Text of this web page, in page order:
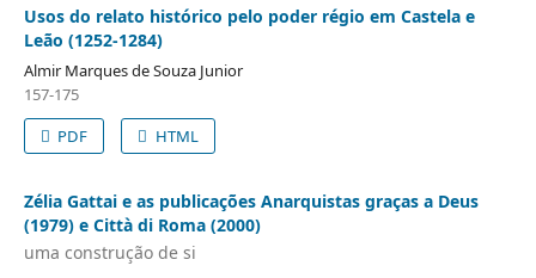
Usos do relato histórico pelo poder régio em Castela e
Leão (1252-1284)
Almir Marques de Souza Junior
157-175
PDF
HTML
Zélia Gattai e as publicações Anarquistas graças a Deus
(1979) e Città di Roma (2000)
uma construção de si